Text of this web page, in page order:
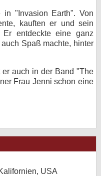
"Invasion Earth". Von
kauften er und sein
Er entdeckte eine ganz
Spaß machte, hinter
auch in der Band "The
Frau Jenni schon eine
USA
Einstellungen
Ansicht